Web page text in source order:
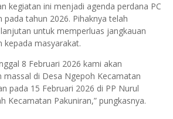
kegiatan ini menjadi agenda perdana PC
pada tahun 2026. Pihaknya telah
untuk memperluas jangkauan
kepada masyarakat.
8 Februari 2026 kami akan
massal di Desa Ngepoh Kecamatan
pada 15 Februari 2026 di PP Nurul
Kecamatan Pakuniran,” pungkasnya.